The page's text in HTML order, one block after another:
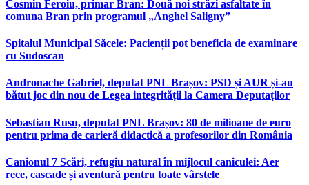
Cosmin Feroiu, primar Bran: Două noi străzi asfaltate în
comuna Bran prin programul „Anghel Saligny”
Spitalul Municipal Săcele: Pacienții pot beneficia de examinare
cu Sudoscan
Andronache Gabriel, deputat PNL Brașov: PSD și AUR și-au
bătut joc din nou de Legea integrității la Camera Deputaților
Sebastian Rusu, deputat PNL Brașov: 80 de milioane de euro
pentru prima de carieră didactică a profesorilor din România
Canionul 7 Scări, refugiu natural în mijlocul caniculei: Aer
rece, cascade și aventură pentru toate vârstele